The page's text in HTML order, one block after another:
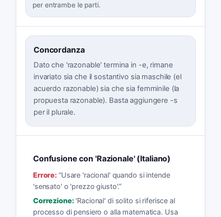
per entrambe le parti.
Concordanza
Dato che 'razonable' termina in -e, rimane
invariato sia che il sostantivo sia maschile (el
acuerdo razonable) sia che sia femminile (la
propuesta razonable). Basta aggiungere -s
per il plurale.
Confusione con 'Razionale' (Italiano)
Errore: “Usare 'racional' quando si intende
'sensato' o 'prezzo giusto'.”
Correzione: 'Racional' di solito si riferisce al
processo di pensiero o alla matematica. Usa